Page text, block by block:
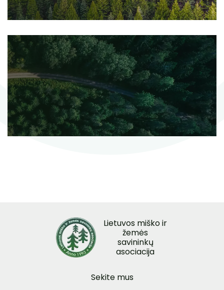
Lietuvos miško ir
žemės
savininkų
asociacija
Sekite mus